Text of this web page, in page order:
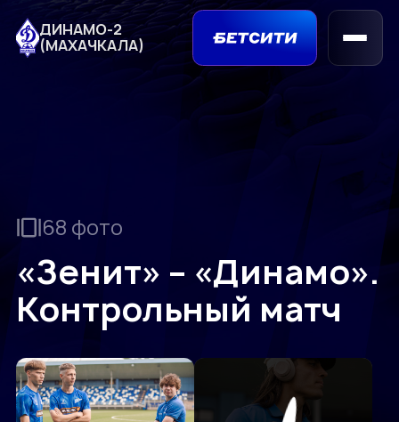
ДИНАМО-2
(МАХАЧКАЛА)
68 фото
«Зенит» – «Динамо».
Контрольный матч